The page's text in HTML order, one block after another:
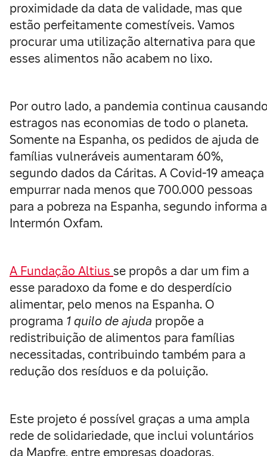
proximidade da data de validade, mas que
estão perfeitamente comestíveis. Vamos
procurar uma utilização alternativa para que
esses alimentos não acabem no lixo.
Por outro lado, a pandemia continua
estragos nas economias de todo o planeta.
Somente na Espanha, os pedidos de ajuda de
famílias vulneráveis aumentaram 60%,
segundo dados da Cáritas. A Covid-19 ameaça
empurrar nada menos que 700.000 pessoas
para a pobreza na Espanha, segundo informa a
Intermón Oxfam.
A Fundação Altius se propôs a dar um fim a
esse paradoxo da fome e do desperdício
alimentar, pelo menos na Espanha. O
programa 1 quilo de ajuda propõe a
redistribuição de alimentos para famílias
necessitadas, contribuindo também para a
redução dos resíduos e da poluição.
Este projeto é possível graças a uma ampla
rede de solidariedade, que inclui voluntários
da Mapfre, entre empresas doadoras,